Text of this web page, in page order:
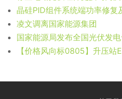
晶硅PID组件系统端功率修复
凌文调离国家能源集团
国家能源局发布全国光伏发